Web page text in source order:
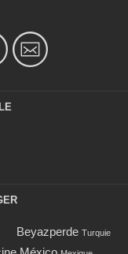
Beyazperde Turquie